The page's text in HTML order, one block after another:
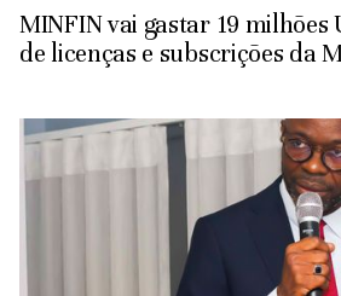
MINFIN vai gastar 19 milhões
de licenças e subscrições da